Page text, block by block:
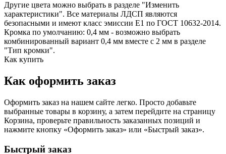
Другие цвета можно выбрать в разделе "Изменить
характеристики". Все материалы ЛДСП являются
безопасными и имеют класс эмиссии Е1 по ГОСТ 10632-2014.
Кромка по умолчанию: 0,4 мм - возможно выбрать
комбинированный вариант 0,4 мм вместе с 2 мм в разделе
"Тип кромки".
Как купить
Как оформить заказ
Оформить заказ на нашем сайте легко. Просто добавьте
выбранные товары в корзину, а затем перейдите на страницу
Корзина, проверьте правильность заказанных позиций и
нажмите кнопку «Оформить заказ» или «Быстрый заказ».
Быстрый заказ